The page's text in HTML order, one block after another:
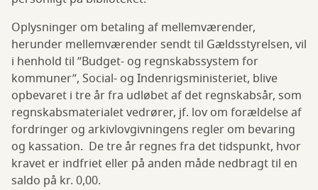
Oplysninger om betaling af mellemværender,
herunder mellemværender sendt til Gældsstyrelsen, vil
i henhold til ”Budget- og regnskabssystem for
kommuner”, Social- og Indenrigsministeriet, blive
opbevaret i tre år fra udløbet af det regnskabsår, som
regnskabsmaterialet vedrører, jf. lov om forældelse af
fordringer og arkivlovgivningens regler om bevaring
og kassation. De tre år regnes fra det tidspunkt, hvor
kravet er indfriet eller på anden måde nedbragt til en
saldo på kr. 0,00.